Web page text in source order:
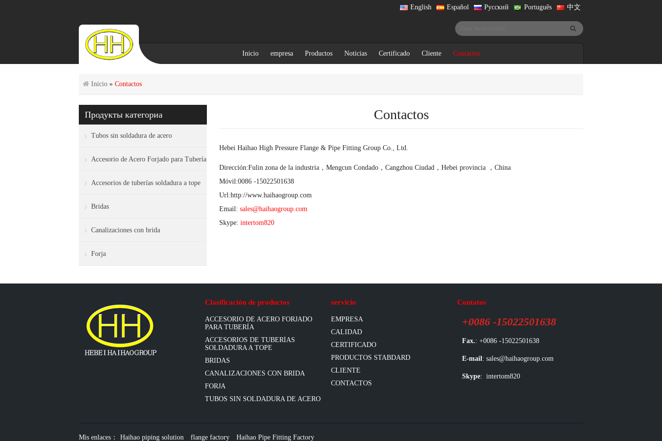
中文
Português
Русский
Español
English
Inicio empresa Productos Noticias Certificado Cliente Contactos
Inicio » Contactos
Contactos
Hebei Haihao High Pressure Flange & Pipe Fitting Group Co., Ltd.
Dirección:Fulin zona de la industria，Mengcun Condado，Cangzhou Ciudad，Hebei provincia ，China
Móvil:0086 -15022501638
Url:http://www.haihaogroup.com
Email: sales@haihaogroup.com
Skype: intertom820
Продукты категориа
Tubos sin soldadura de acero
Accesorio de Acero Forjado para Tubería
Accesorios de tuberías soldadura a tope
Bridas
Canalizaciones con brida
Forja
Clasificación de productos
ACCESORIO DE ACERO FORJADO
PARA TUBERÍA
ACCESORIOS DE TUBERÍAS
SOLDADURA A TOPE
BRIDAS
CANALIZACIONES CON BRIDA
FORJA
TUBOS SIN SOLDADURA DE ACERO
servicio
EMPRESA
CALIDAD
CERTIFICADO
PRODUCTOS STABDARD
CLIENTE
CONTACTOS
Contatos
+0086 -15022501638
Fax.: +0086 -15022501638
E-mail: sales@haihaogroup.com
Skype: intertom820
Mis enlaces： Haihao piping solution flange factory Haihao Pipe Fitting Factory